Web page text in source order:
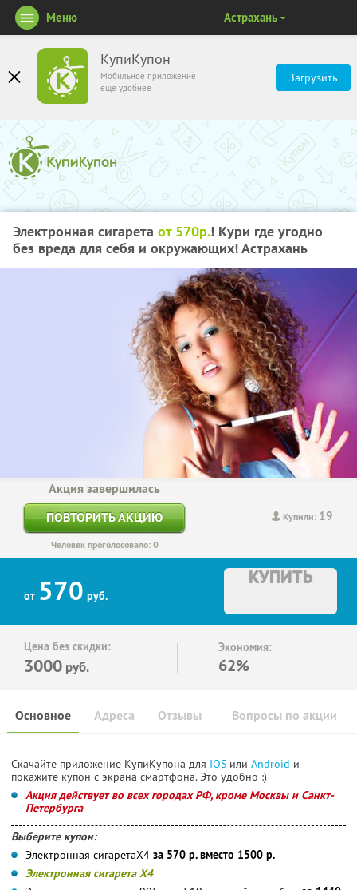
КупиКупон
Мобильное приложение
ещё удобнее
Загрузить
Меню Астрахань
Электронная сигарета от 570р.! Кури где угодно
без вреда для себя и окружающих! Астрахань
Купили: 19
Акция завершилась
ПОВТОРИТЬ АКЦИЮ
Человек проголосовало: 0
от 570 руб.
КУПИТЬ
Цена без скидки:
3000 руб.
Экономия:
62%
Основное Отзывы Вопросы по акции
Адреса
Скачайте приложение КупиКупона для IOS или Android и
покажите купон с экрана смартфона. Это удобно :)
Акция действует во всех городах РФ, кроме Москвы и Санкт-
Петербурга
Выберите купон:
Электронная сигаретаХ4 за 570 р. вместо 1500 р.
Электронная сигарета Х4